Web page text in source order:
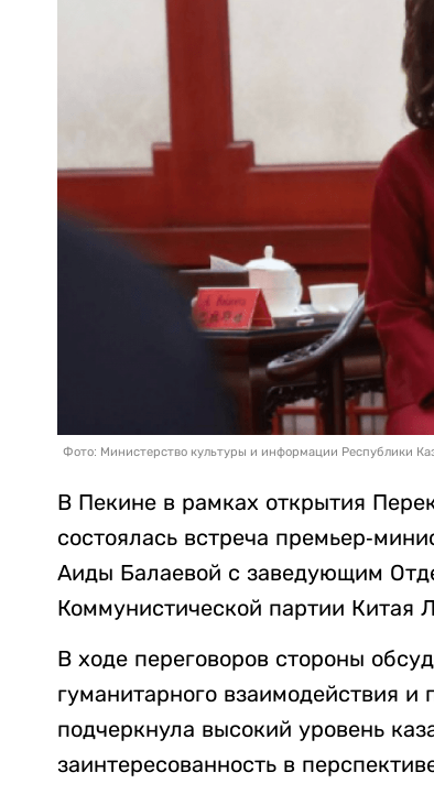
Фото: Министерство культуры и информации Республики
В Пекине в рамках открытия
состоялась встреча премьер-
Аиды Балаевой с заведующим
Коммунистической партии Китая
В ходе переговоров стороны
гуманитарного взаимодействия
подчеркнула высокий уровень
заинтересованность в